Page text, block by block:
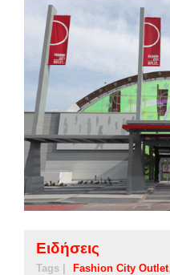
Ειδήσεις
Tags | Fashion City Outlet